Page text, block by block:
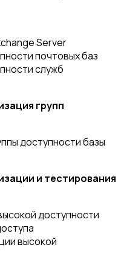
Server
почтовых баз
служб
групп
доступности базы
и тестирования
доступности
высокой